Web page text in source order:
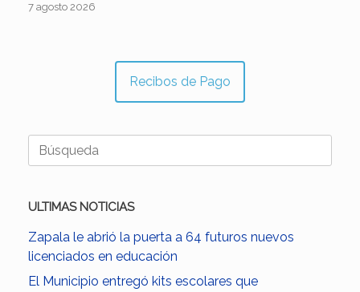
7 agosto 2026
Recibos de Pago
Buscar:
ULTIMAS NOTICIAS
Zapala le abrió la puerta a 64 futuros nuevos
licenciados en educación
El Municipio entregó kits escolares que